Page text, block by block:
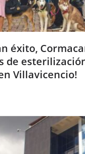
éxito,
de
Villavicencio!